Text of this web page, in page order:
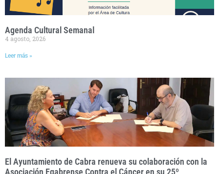
Agenda Cultural Semanal
4 agosto, 2026
Leer más »
El Ayuntamiento de Cabra renueva su colaboración con la